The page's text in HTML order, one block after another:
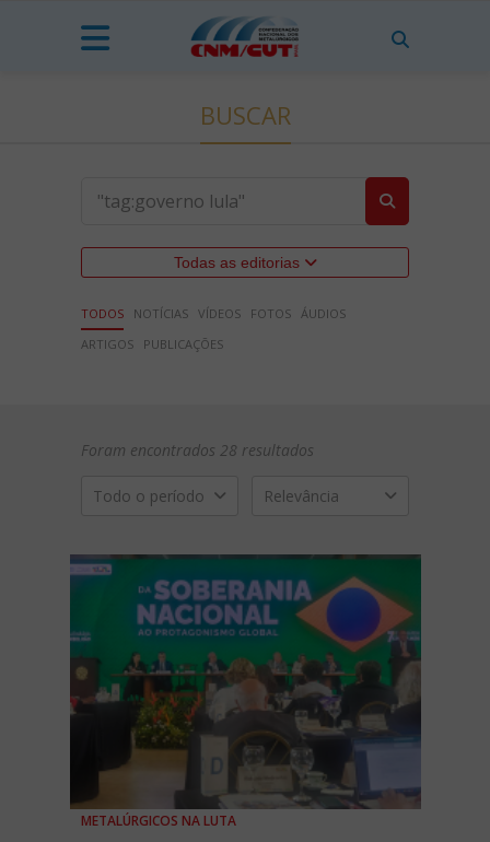
BUSCAR
Todas as editorias
TODOS NOTÍCIAS VÍDEOS FOTOS ÁUDIOS
ARTIGOS
PUBLICAÇÕES
Foram encontrados 28 resultados
Todo o período Relevância
METALÚRGICOS NA LUTA